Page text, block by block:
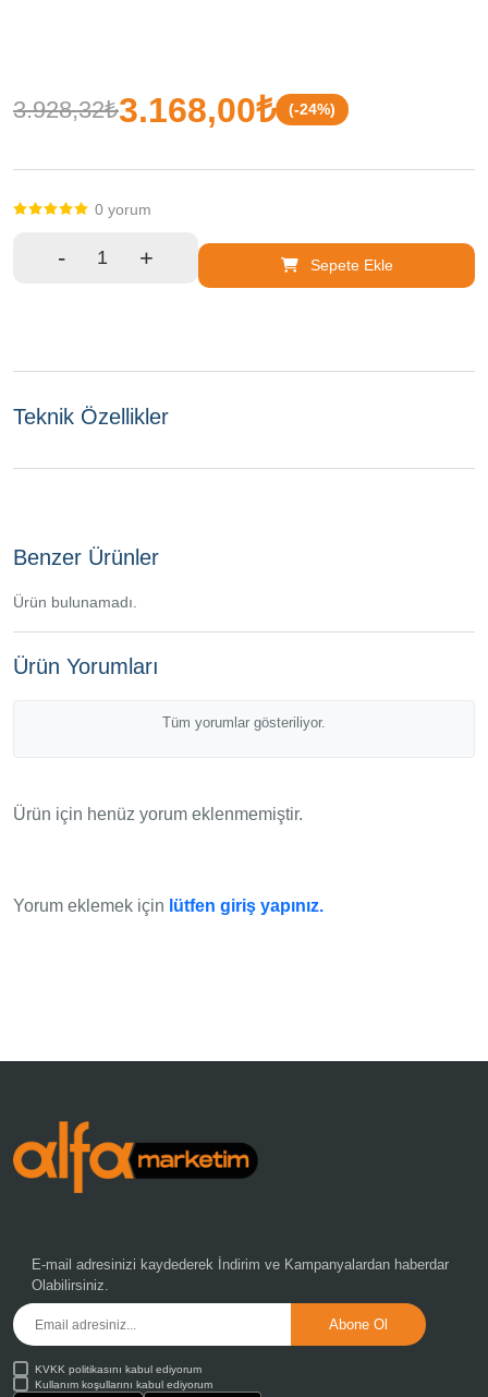
3.928,32₺3.168,00₺ (-24%)
0 yorum
- + Sepete Ekle
Teknik Özellikler
Benzer Ürünler
Ürün bulunamadı.
Ürün Yorumları
Tüm yorumlar gösteriliyor.
Ürün için henüz yorum eklenmemiştir.
Yorum eklemek için lütfen giriş yapınız.
E-mail adresinizi kaydederek İndirim ve Kampanyalardanhaberdar
Olabilirsiniz.
KVKK politikasını kabul ediyorum
Kullanım koşullarını kabul ediyorum